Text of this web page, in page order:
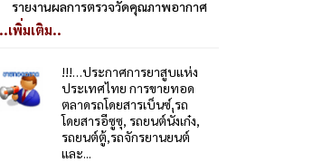
รายงานผลการตรวจวัดคุณภาพอากาศ
..เพิ่มเติม..
!!!…ประกาศการยาสูบแห่ง
ประเทศไทย การขายทอด
ตลาดรถโดยสารเบ็นซ์,รถ
โดยสารอีซูซุ, รถยนต์นั่งเก๋ง,
รถยนต์ตู้,รถจักรยานยนต์
และ...